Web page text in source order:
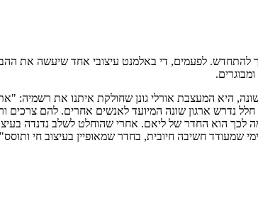
לפעמים, די באלמנט עיצובי אחד שיעשה את
היא המעצבת אורלי גונן שחולקת איתנו את רשמיה:
נדרש ארגון שונה המיועד לאנשים אחרים. להם צרכים
לכך הוא החדר של ליאם. אחרי שהוחלט לשלב נדנדה
שמעודד חשיבה חיובית, בחדר שמאופיין בעיצוב חי